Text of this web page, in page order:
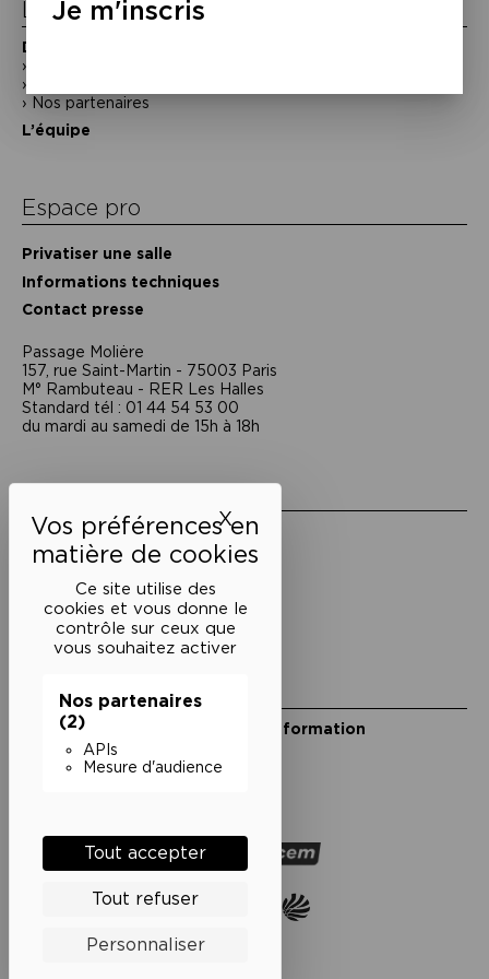
Ce site utilise des
cookies et vous donne le
contrôle sur ceux que
vous souhaitez activer
Nos partenaires
(2)
APIs
Mesure d'audience
Tout accepter
Tout refuser
Personnaliser
XMasquer le bandeau des
La Maison de la Poésie
Découvrir
Nos partenaires
L’équipe
Espace pro
Privatiser une salle
Informations techniques
Contact presse
Passage Moliėre
157, rue Saint-Martin - 75003 Paris
M° Rambuteau - RER Les Halles
Standard tél : 01 44 54 53 00
du mardi au samedi de 15h à 18h
Mentions légales
Politique de confidentialité
Conditions générales de vente
Cookies
Restons en lien
Inscrivez-vous à notre lettre d’information
Suivez-nous sur les réseaux
Je m'inscris